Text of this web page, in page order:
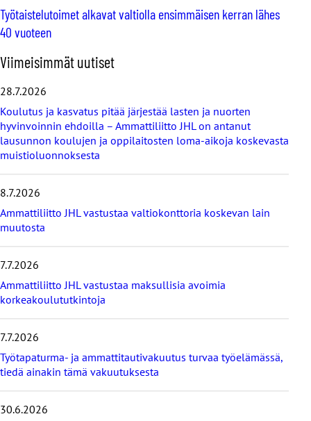
Työtaistelutoimet alkavat valtiolla ensimmäisen kerran lähes
40 vuoteen
O
h
i
t
a
v
i
i
i
s
i
ä
t
u
u
t
i
e
t
Viimeisimmät uutiset
28.7.2026
Koulutus ja kasvatus pitää järjestää lasten ja nuorten
hyvinvoinnin ehdoilla – Ammattiliitto JHL on antanut
lausunnon koulujen ja oppilaitosten loma-aikoja koskevasta
muistioluonnoksesta
8.7.2026
Ammattiliitto JHL vastustaa valtiokonttoria koskevan lain
muutosta
7.7.2026
Ammattiliitto JHL vastustaa maksullisia avoimia
korkeakoulututkintoja
7.7.2026
Työtapaturma- ja ammattitautivakuutus turvaa työelämässä,
tiedä ainakin tämä vakuutuksesta
30.6.2026